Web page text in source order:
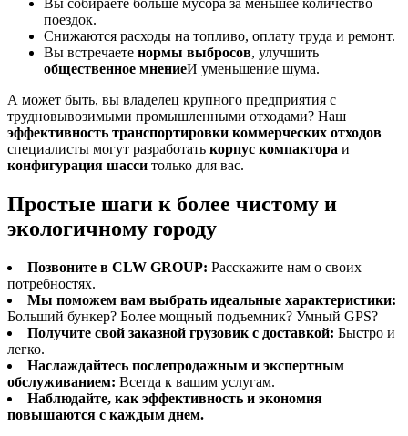
Вы собираете больше мусора за меньшее количество
поездок.
Снижаются расходы на топливо, оплату труда и ремонт.
Вы встречаете нормы выбросов, улучшить
общественное мнениеИ уменьшение шума.
А может быть, вы владелец крупного предприятия с
трудновывозимыми промышленными отходами? Наш
эффективность транспортировки коммерческих отходов
специалисты могут разработать корпус компактора и
конфигурация шасси только для вас.
Простые шаги к более чистому и
экологичному городу
Позвоните в CLW GROUP: Расскажите нам о своих
потребностях.
Мы поможем вам выбрать идеальные характеристики:
Больший бункер? Более мощный подъемник? Умный GPS?
Получите свой заказной грузовик с доставкой: Быстро и
легко.
Наслаждайтесь послепродажным и экспертным
обслуживанием: Всегда к вашим услугам.
Наблюдайте, как эффективность и экономия
повышаются с каждым днем.